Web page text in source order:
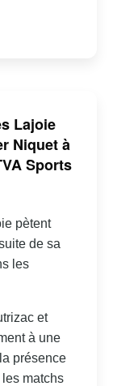
Lajoie
Niquet à
Sports
pètent
de sa
les
et
à une
présence
matchs